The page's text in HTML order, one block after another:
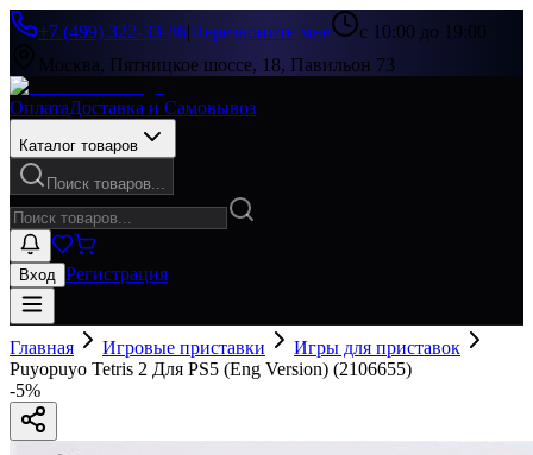
+7 (499) 322-33-86|Перезвоните мне
с 10:00 до 19:00
Москва, Пятницкое шоссе, 18, Павильон 73
ОплатаДоставка и Самовывоз
Каталог товаров
Поиск товаров...
Вход Регистрация
Главная Игровые приставки
Игры для приставок
Puyopuyo Tetris 2 Для PS5 (Eng Version) (2106655)
-5%